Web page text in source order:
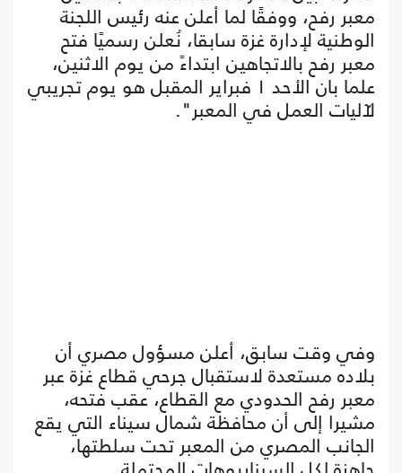
معبر رفح، ووفقًا لما أعلن عنه رئيس اللجنة
الوطنية لإدارة غزة سابقا، نُعلن رسميًا فتح
معبر رفح بالاتجاهين ابتداءً من يوم الاثنين،
علما بان الأحد ١ فبراير المقبل هو يوم تجريبي
لآليات العمل في المعبر".
وفي وقت سابق، أعلن مسؤول مصري أن
بلاده مستعدة لاستقبال جرحي قطاع غزة عبر
معبر رفح الحدودي مع القطاع، عقب فتحه،
مشيرا إلى أن محافظة شمال سيناء التي يقع
الجانب المصري من المعبر تحت سلطتها،